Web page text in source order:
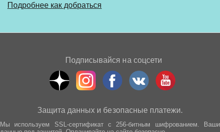
Подробнее как добраться
Подписывайся на соцсети
Защита данных и безопасные платежи.
Мы используем SSL-сертификат с 256-битным шифрованием. Ваши